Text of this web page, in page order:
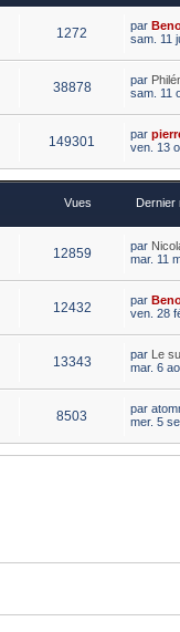
1272 par
sam. 11
38878 par
sam. 11
149301 par
ven. 13
Vues Dernier
12859 par
mar. 11
12432 par
ven. 28
13343 par Le
mar. 6
8503 par
mer. 5